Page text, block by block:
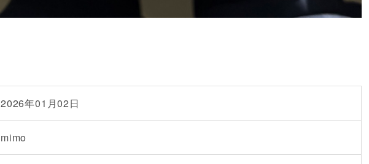
2026年01月02日
mimo